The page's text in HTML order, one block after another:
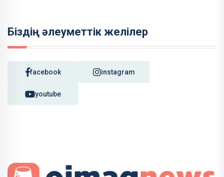
Біздің әлеуметтік желілер
facebook instagram
youtube